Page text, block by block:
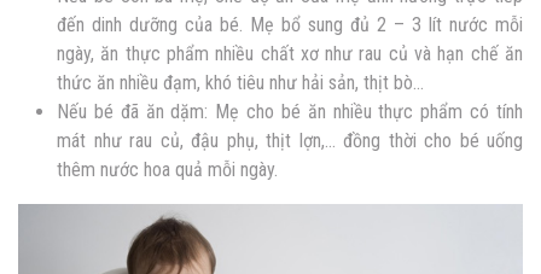
đến dinh dưỡng của bé. Mẹ bổ sung đủ 2 – 3 lít nước mỗi
ngày, ăn thực phẩm nhiều chất xơ như rau củ và hạn chế ăn
thức ăn nhiều đạm, khó tiêu như hải sản, thịt bò…
Nếu bé đã ăn dặm: Mẹ cho bé ăn nhiều thực phẩm có tính
mát như rau củ, đậu phụ, thịt lợn,… đồng thời cho bé uống
thêm nước hoa quả mỗi ngày.